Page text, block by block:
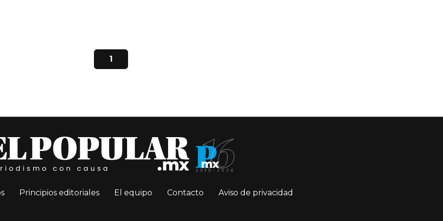
1
Principios editoriales El equipo Contacto Aviso de privacidad